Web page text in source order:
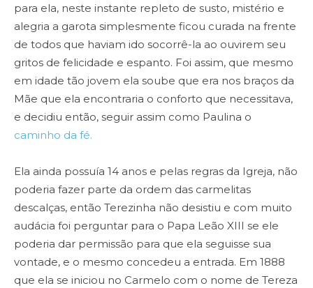
para ela, neste instante repleto de susto, mistério e
alegria a garota simplesmente ficou curada na frente
de todos que haviam ido socorrê-la ao ouvirem seu
gritos de felicidade e espanto. Foi assim, que mesmo
em idade tão jovem ela soube que era nos braços da
Mãe que ela encontraria o conforto que necessitava,
e decidiu então, seguir assim como Paulina o
caminho da fé.
Ela ainda possuía 14 anos e pelas regras da Igreja, não
poderia fazer parte da ordem das carmelitas
descalças, então Terezinha não desistiu e com muito
audácia foi perguntar para o Papa Leão XIII se ele
poderia dar permissão para que ela seguisse sua
vontade, e o mesmo concedeu a entrada. Em 1888
que ela se iniciou no Carmelo com o nome de Tereza